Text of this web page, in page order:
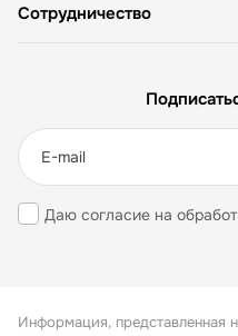
Сотрудничество
Даю согласие на
Информация, представленная